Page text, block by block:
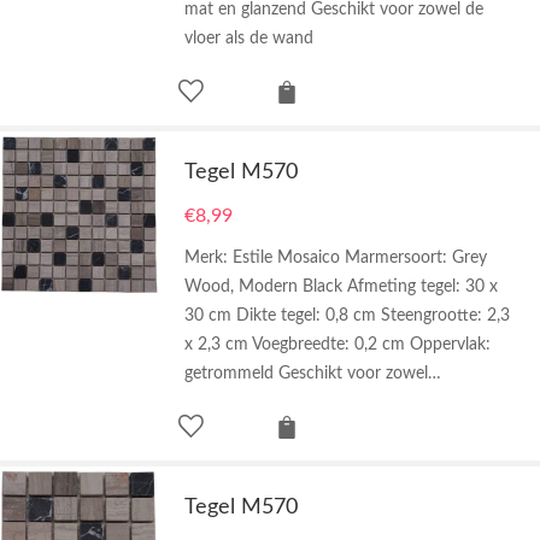
mat en glanzend Geschikt voor zowel de
vloer als de wand
Tegel M570
€8,99
Merk: Estile Mosaico Marmersoort: Grey
Wood, Modern Black Afmeting tegel: 30 x
30 cm Dikte tegel: 0,8 cm Steengrootte: 2,3
x 2,3 cm Voegbreedte: 0,2 cm Oppervlak:
getrommeld Geschikt voor zowel…
Tegel M570